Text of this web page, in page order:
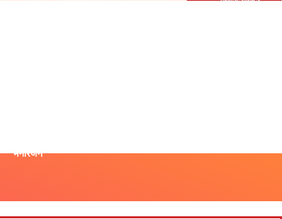
मनोरंजन